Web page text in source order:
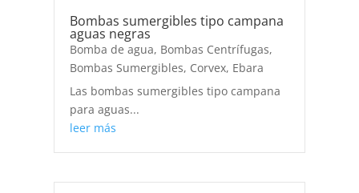
Bombas sumergibles tipo campana
aguas negras
Bomba de agua, Bombas Centrífugas,
Bombas Sumergibles, Corvex, Ebara
Las bombas sumergibles tipo campana
para aguas...
leer más